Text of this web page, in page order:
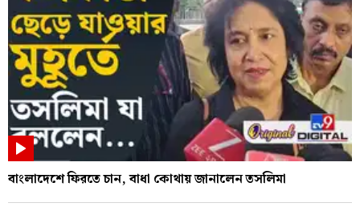
বাংলাদেশে ফিরতে চান, বাধা কোথায় জানালেন তসলিমা